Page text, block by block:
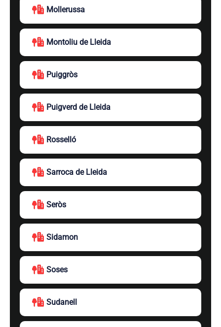
Mollerussa
Montoliu de Lleida
Puiggròs
Puigverd de Lleida
Rosselló
Sarroca de Lleida
Seròs
Sidamon
Soses
Sudanell